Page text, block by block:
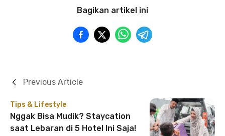
Bagikan artikel ini
Tips & Lifestyle
Nggak Bisa Mudik? Staycation
saat Lebaran di 5 Hotel Ini Saja!
Previous Article